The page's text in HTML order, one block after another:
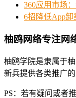
360应用市场
6招降低App
柚鸥网络专注网
柚鸥学院是隶属于
新兵提供各类推广
PS：若有疑问或者